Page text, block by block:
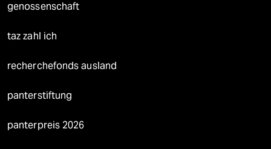
genossenschaft
taz zahl ich
recherchefonds ausland
panterstiftung
panterpreis 2026